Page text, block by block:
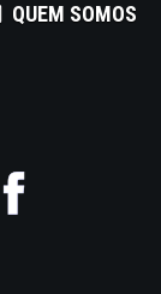
QUEM SOMOS